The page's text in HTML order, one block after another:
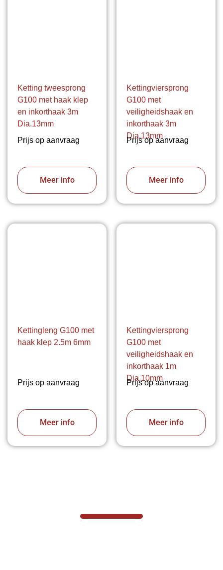
Ketting tweesprong
G100 met haak klep
en inkorthaak 3m
Dia.13mm
Prijs op aanvraag
Meer info
Kettingviersprong
G100 met
veiligheidshaak en
inkorthaak 3m
Dia.13mm
Prijs op aanvraag
Meer info
Kettingleng G100 met
haak klep 2.5m 6mm
Prijs op aanvraag
Meer info
Kettingviersprong
G100 met
veiligheidshaak en
inkorthaak 1m
Dia.10mm
Prijs op aanvraag
Meer info